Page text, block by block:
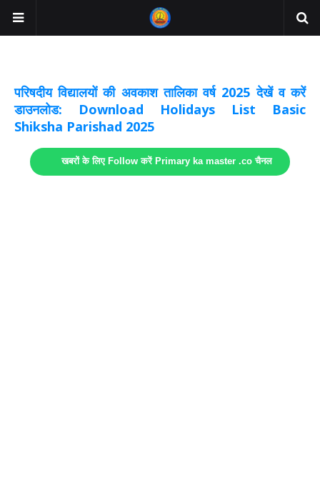
परिषदीय विद्यालयों की अवकाश तालिका वर्ष 2025 देखें व करें
डाउनलोड: Download Holidays List Basic
Shiksha Parishad 2025
खबरों के लिए Follow करें Primary ka master .co चैनल